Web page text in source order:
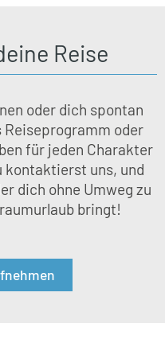
Reise
oder dich spontan
oder
für jeden Charakter
kontaktierst uns, und
dich ohne Umweg zu
bringt!